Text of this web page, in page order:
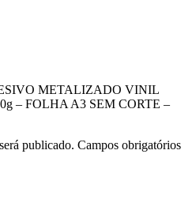
METALIZADO VINIL
– FOLHA A3 SEM CORTE –
publicado. Campos obrigatórios